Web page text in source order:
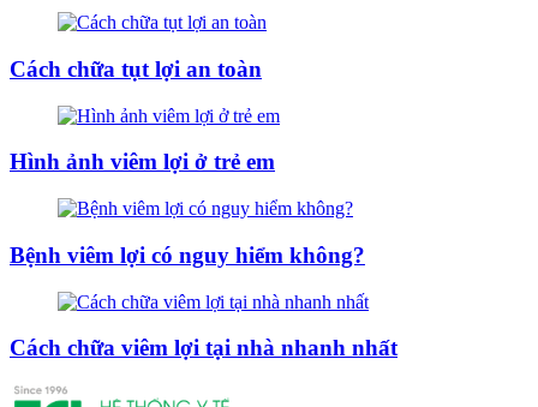
Cách chữa tụt lợi an toàn
Hình ảnh viêm lợi ở trẻ em
Bệnh viêm lợi có nguy hiểm không?
Cách chữa viêm lợi tại nhà nhanh nhất